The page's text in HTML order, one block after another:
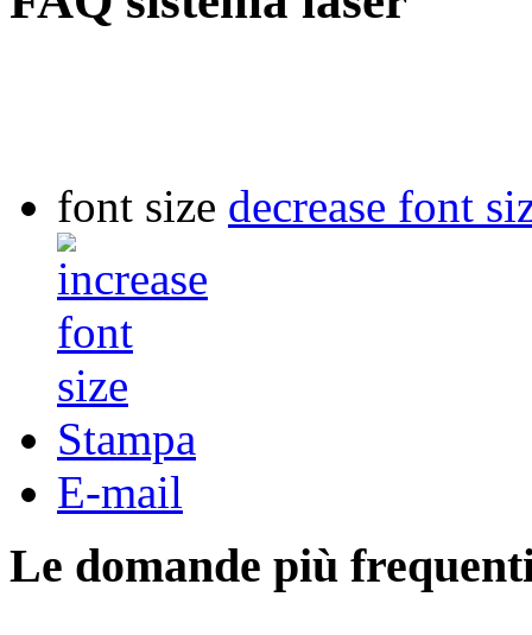
font size decrease font
Stampa
E-mail
Le domande più